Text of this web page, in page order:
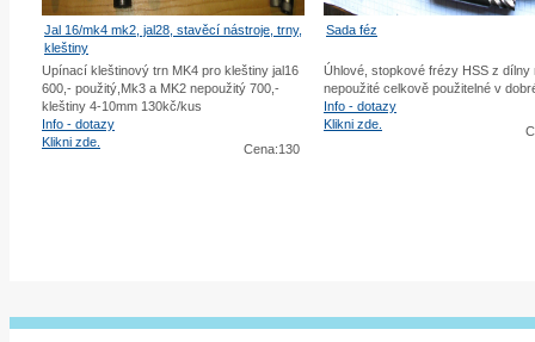
Jal 16/mk4 mk2, jal28, stavěcí nástroje, trny,
kleštiny
Upínací kleštinový trn MK4 pro kleštiny jal16
600,- použitý,Mk3 a MK2 nepoužitý 700,-
kleštiny 4-10mm 130kč/kus
Cena:130
Info - dotazy
Klikni zde.
Sada féz
Úhlové, stopkové frézy HSS z dílny
nepoužité celkově použitelné v
Info - dotazy
Klikni zde.